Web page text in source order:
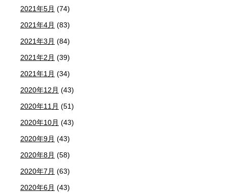
2021年5月 (74)
2021年4月 (83)
2021年3月 (84)
2021年2月 (39)
2021年1月 (34)
2020年12月 (43)
2020年11月 (51)
2020年10月 (43)
2020年9月 (43)
2020年8月 (58)
2020年7月 (63)
2020年6月 (43)